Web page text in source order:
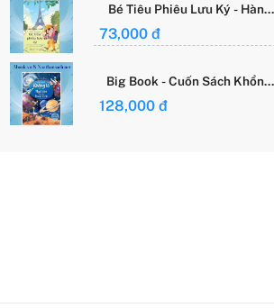
Bé Tiêu Phiêu Lưu Ký - Hành
Giới Của Cô Gái Việt
73,000 đ
Big Book - Cuốn Sách Khổng
Hành Tinh (Tái Bản)
128,000 đ